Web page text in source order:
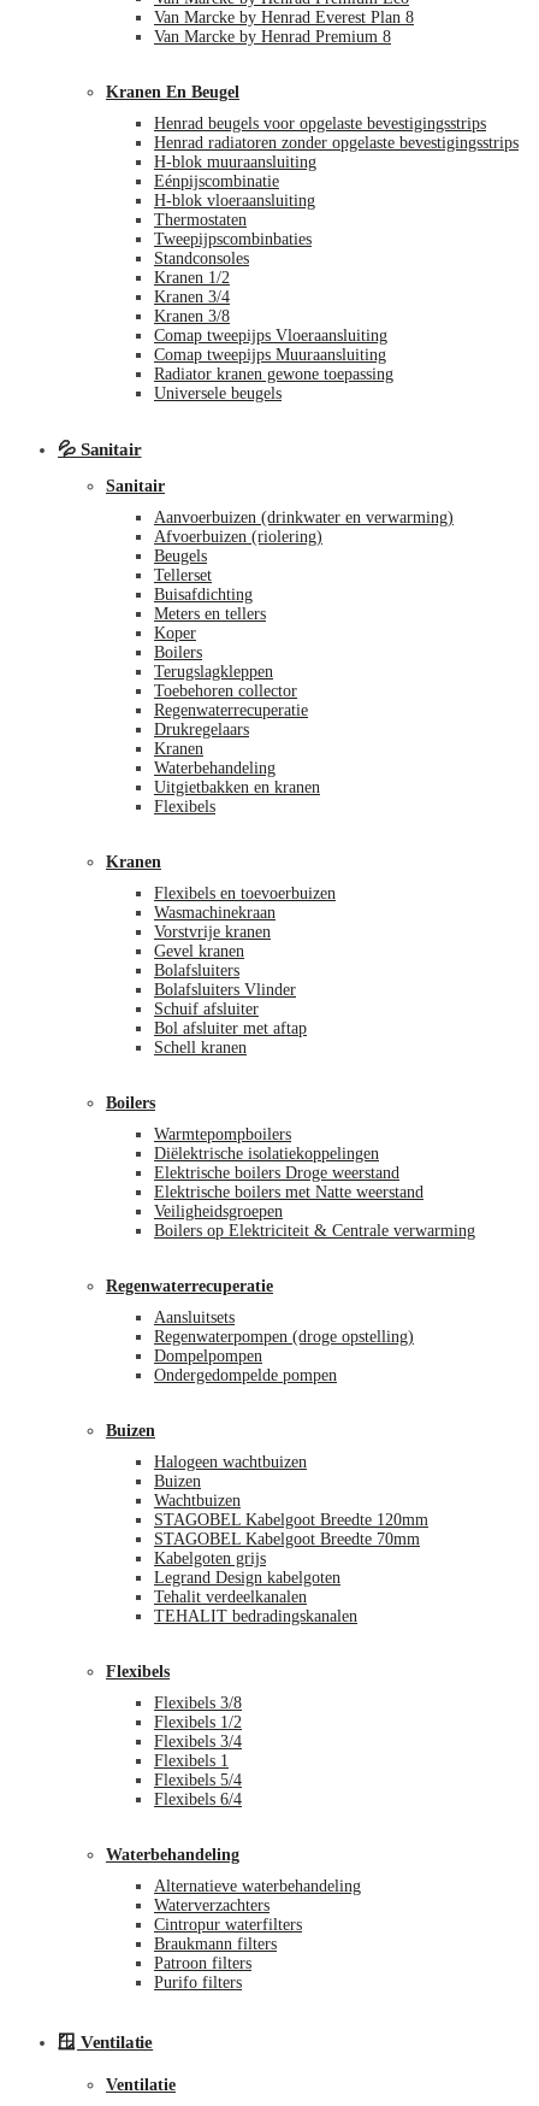
Van Marcke by Henrad Everest Plan 8
Van Marcke by Henrad Premium 8
Kranen En Beugel
Henrad beugels voor opgelaste bevestigingsstrips
Henrad radiatoren zonder opgelaste bevestigingsstrips
H-blok muuraansluiting
Eénpijscombinatie
H-blok vloeraansluiting
Thermostaten
Tweepijpscombinbaties
Standconsoles
Kranen 1/2
Kranen 3/4
Kranen 3/8
Comap tweepijps Vloeraansluiting
Comap tweepijps Muuraansluiting
Radiator kranen gewone toepassing
Universele beugels
💦 Sanitair
Sanitair
Aanvoerbuizen (drinkwater en verwarming)
Afvoerbuizen (riolering)
Beugels
Tellerset
Buisafdichting
Meters en tellers
Koper
Boilers
Terugslagkleppen
Toebehoren collector
Regenwaterrecuperatie
Drukregelaars
Kranen
Waterbehandeling
Uitgietbakken en kranen
Flexibels
Kranen
Flexibels en toevoerbuizen
Wasmachinekraan
Vorstvrije kranen
Gevel kranen
Bolafsluiters
Bolafsluiters Vlinder
Schuif afsluiter
Bol afsluiter met aftap
Schell kranen
Boilers
Warmtepompboilers
Diëlektrische isolatiekoppelingen
Elektrische boilers Droge weerstand
Elektrische boilers met Natte weerstand
Veiligheidsgroepen
Boilers op Elektriciteit & Centrale verwarming
Regenwaterrecuperatie
Aansluitsets
Regenwaterpompen (droge opstelling)
Dompelpompen
Ondergedompelde pompen
Buizen
Halogeen wachtbuizen
Buizen
Wachtbuizen
STAGOBEL Kabelgoot Breedte 120mm
STAGOBEL Kabelgoot Breedte 70mm
Kabelgoten grijs
Legrand Design kabelgoten
Tehalit verdeelkanalen
TEHALIT bedradingskanalen
Flexibels
Flexibels 3/8
Flexibels 1/2
Flexibels 3/4
Flexibels 1
Flexibels 5/4
Flexibels 6/4
Waterbehandeling
Alternatieve waterbehandeling
Waterverzachters
Cintropur waterfilters
Braukmann filters
Patroon filters
Purifo filters
🪟 Ventilatie
Ventilatie